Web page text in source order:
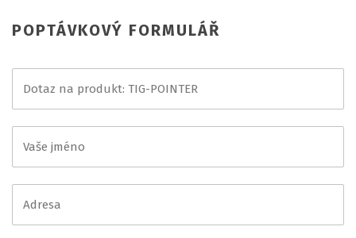
POPTÁVKOVÝ FORMULÁŘ